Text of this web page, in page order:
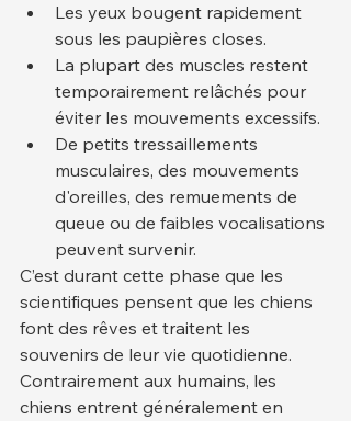
Les yeux bougent rapidement
sous les paupières closes.
La plupart des muscles restent
temporairement relâchés pour
éviter les mouvements excessifs.
De petits tressaillements
musculaires, des mouvements
d'oreilles, des remuements de
queue ou de faibles vocalisations
peuvent survenir.
C’est durant cette phase que les
scientifiques pensent que les chiens
font des rêves et traitent les
souvenirs de leur vie quotidienne.
Contrairement aux humains, les
chiens entrent généralement en